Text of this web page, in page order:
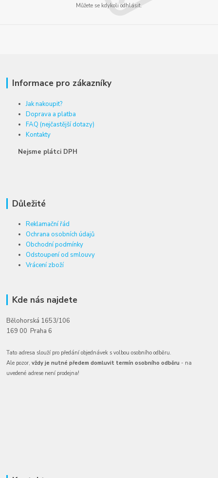
Můžete se kdykoli odhlásit.
Informace pro zákazníky
Jak nakoupit?
Doprava a platba
FAQ (nejčastější dotazy)
Kontakty
Nejsme plátci DPH
Důležité
Reklamační řád
Ochrana osobních údajů
Obchodní podmínky
Odstoupení od smlouvy
Vrácení zboží
Kde nás najdete
Bělohorská 1653/106
169 00 Praha 6
Tato adresa slouží pro předání objednávek s volbou osobního odběru.
Ale pozor,vždy je nutné předem domluvit termín osobního odběru - na
uvedené adrese není prodejna!